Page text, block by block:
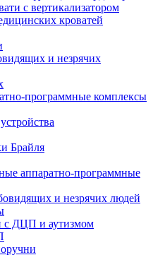
с вертикализатором
кроватей
и незрячих
программные комплексы
Брайля
аппаратно-программные
и незрячих людей
с ДЦП и аутизмом